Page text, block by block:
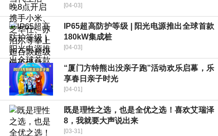
[04-03]
IP65超高防护等级 | 阳光电源推出全球首款
180kW集成桩
[04-03]
“厦门方特熊出没亲子跑”活动欢乐启幕，乐
享春日亲子时光
[04-01]
既是理性之选，也是全优之选！喜欢艾瑞泽
8，我就要大声说出来
[03-31]